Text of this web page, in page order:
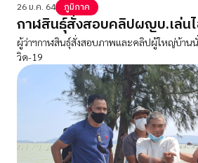
26 ม.ค. 64 ภูมิภาค
กาฬสินธุ์สั่งสอบคลิปผญบ.เล่น
ผู้ว่าฯกาฬสินธุ์สั่งสอบภาพและคลิปผู้ใหญ่บ้านนั่
วิด-19